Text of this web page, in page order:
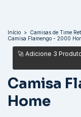
Início > Camisas de Time
Camisa Flamengo - 2000
Camisa
Home